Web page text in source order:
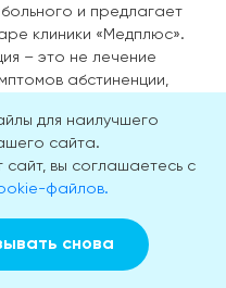
и предлагает
клиники «Медплюс».
– это не лечение
абстиненции,
старое.
для
и визитку с номером
на
для наилучшего
сайта.
сайт, вы соглашаетесь с
файлов.
снова
Полезные курсы
Вызвать врача на дом